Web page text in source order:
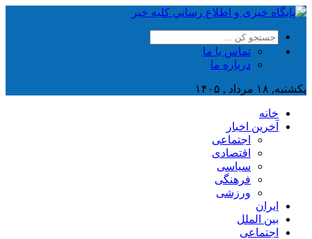
تماس با ما
درباره ما
یکشنبه, ۱۸ مرداد , ۱۴۰۵
خانه
آخرین اخبار
اجتماعی
اقتصادی
سیاسی
فرهنگی
ورزشی
ایران
بین الملل
اجتماعی